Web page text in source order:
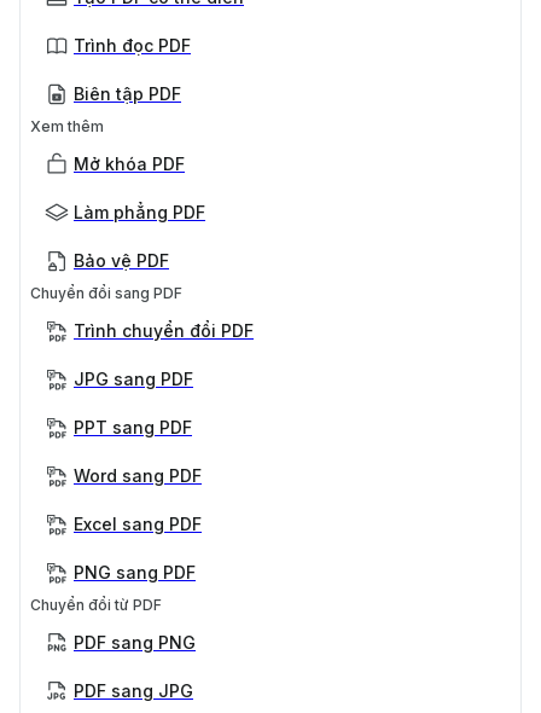
Trình đọc PDF
Biên tập PDF
Xem thêm
Mở khóa PDF
Làm phẳng PDF
Bảo vệ PDF
Chuyển đổi sang PDF
Trình chuyển đổi PDF
JPG sang PDF
PPT sang PDF
Word sang PDF
Excel sang PDF
PNG sang PDF
Chuyển đổi từ PDF
PDF sang PNG
PDF sang JPG